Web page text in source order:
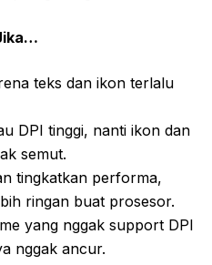
teks dan ikon terlalu
DPI tinggi, nanti ikon dan
semut.
tingkatkan performa,
ringan buat prosesor.
yang nggak support DPI
nggak ancur.